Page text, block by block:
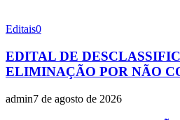
Editais0
EDITAL DE
ELIMINAÇÃO POR NÃO
admin7 de agosto de 2026